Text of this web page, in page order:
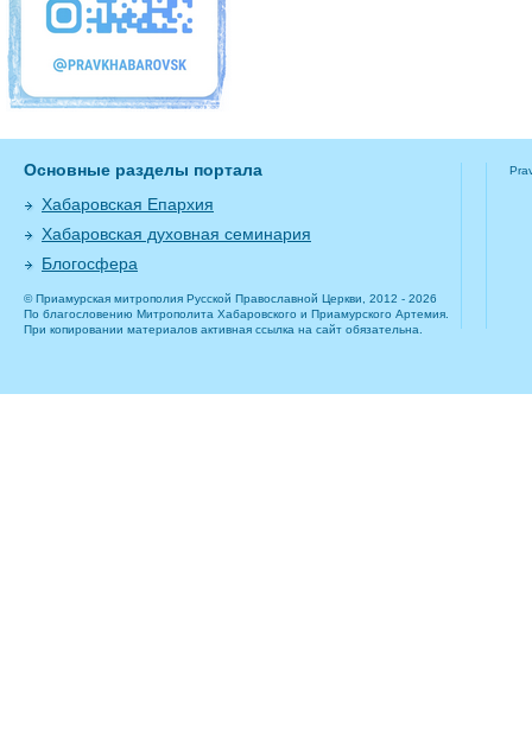
Основные разделы портала
Хабаровская Епархия
Хабаровская духовная семинария
Блогосфера
© Приамурская митрополия Русской Православной Церкви, 2012 - 2026
По благословению Митрополита Хабаровского и Приамурского Артемия.
При копировании материалов активная ссылка на сайт обязательна.